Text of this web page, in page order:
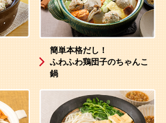
簡単本格だし！
ふわふわ鶏団子のちゃんこ
鍋